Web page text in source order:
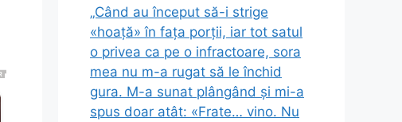
„Când au început să-i strige
«hoață» în fața porții, iar tot satul
o privea ca pe o infractoare, sora
mea nu m-a rugat să le închid
gura. M-a sunat plângând și mi-a
spus doar atât: «Frate… vino. Nu